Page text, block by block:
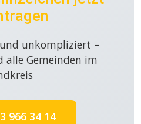
unkompliziert –
alle Gemeinden im
966 34 14